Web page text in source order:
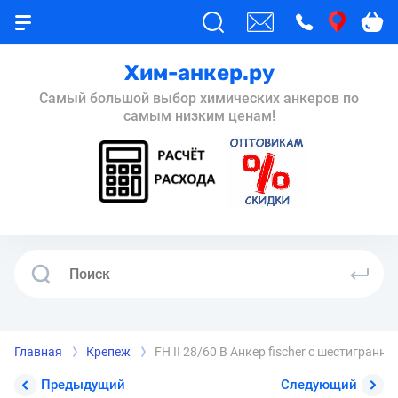
Хим-анкер.ру
Самый большой выбор химических анкеров по
самым низким ценам!
Главная Крепеж FH II 28/60 B Анкер fischer с
Предыдущий Следующий